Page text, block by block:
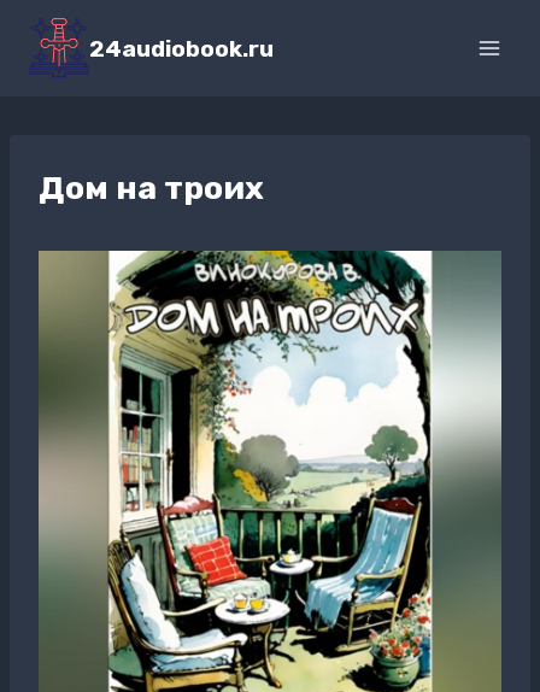
Перейти
содержимому
24audiobook.ru
Дом на троих